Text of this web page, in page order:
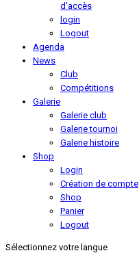
d'accès
login
Logout
Agenda
News
Club
Compétitions
Galerie
Galerie club
Galerie tournoi
Galerie histoire
Shop
Login
Création de compte
Shop
Panier
Logout
Sélectionnez votre langue